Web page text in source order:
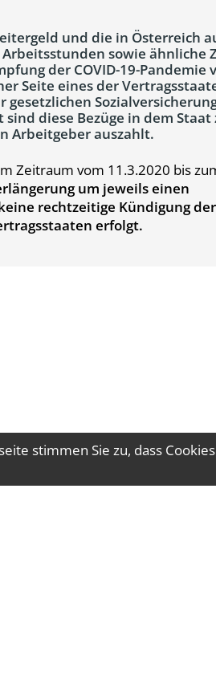
stimmen Sie zu, dass
und die in Österreich
sowie ähnliche
der COVID-19-Pandemie
Seite eines der
diese Bezüge in dem Staat
Arbeitgeber auszahlt.
Zeitraum vom 11.3.2020 bis
um jeweils einen
rechtzeitige Kündigung der
erfolgt.